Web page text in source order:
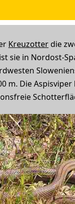
Kreuzotter die
sie in Nordost-
m. Die